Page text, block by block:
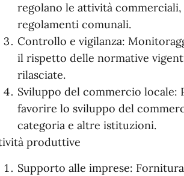
regolano le attività
regolamenti comunali.
Controllo e vigilanza:
il rispetto delle normative
rilasciate.
Sviluppo del commercio
favorire lo sviluppo del
categoria e altre istituzioni.
produttive
Supporto alle imprese: